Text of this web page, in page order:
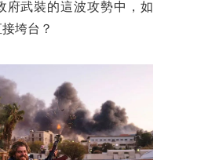
府武裝的這波攻勢中，如
垮台？